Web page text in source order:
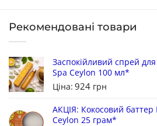
Рекомендовані товари
Заспокійливий спрей
Spa Ceylon 100 мл*
Ціна: 924 грн
АКЦІЯ: Кокосовий
Ceylon 25 грам*